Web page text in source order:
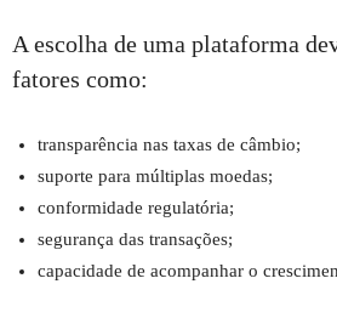
A escolha de uma plataforma
fatores como:
transparência nas taxas de câmbio;
suporte para múltiplas moedas;
conformidade regulatória;
segurança das transações;
capacidade de acompanhar o